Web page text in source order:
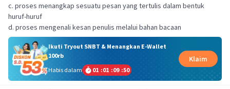
c. proses menangkap sesuatu pesan yang tertulis dalam bentuk
huruf-huruf
d. proses mengenali kesan penulis melalui bahan bacaan
Ikuti Tryout SNBT & Menangkan E-Wallet
100rb
Habis dalam
01 :01 :09 :49
Klaim